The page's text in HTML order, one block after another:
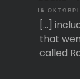
16
[…]
that
called